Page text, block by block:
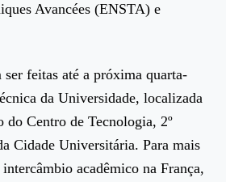
Avancées (ENSTA) e
feitas até a próxima quarta-
da Universidade, localizada
do Centro de Tecnologia, 2º
Cidade Universitária. Para mais
acadêmico na França,